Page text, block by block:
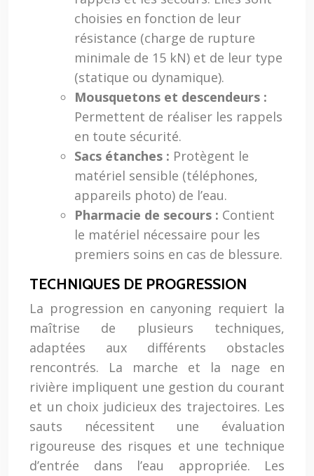
choisies en fonction de leur
résistance (charge de rupture
minimale de 15 kN) et de leur type
(statique ou dynamique).
Mousquetons et descendeurs :
Permettent de réaliser les rappels
en toute sécurité.
Sacs étanches : Protègent le
matériel sensible (téléphones,
appareils photo) de l’eau.
Pharmacie de secours : Contient
le matériel nécessaire pour les
premiers soins en cas de blessure.
TECHNIQUES DE PROGRESSION
La progression en canyoning requiert la
maîtrise de plusieurs techniques,
adaptées aux différents obstacles
rencontrés. La marche et la nage en
rivière impliquent une gestion du courant
et un choix judicieux des trajectoires. Les
sauts nécessitent une évaluation
rigoureuse des risques et une technique
d’entrée dans l’eau appropriée. Les